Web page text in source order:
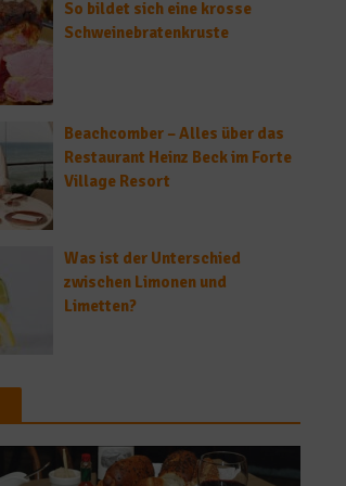
So bildet sich eine krosse
Schweinebratenkruste
Beachcomber – Alles über das
Restaurant Heinz Beck im Forte
Village Resort
Was ist der Unterschied
zwischen Limonen und
Limetten?